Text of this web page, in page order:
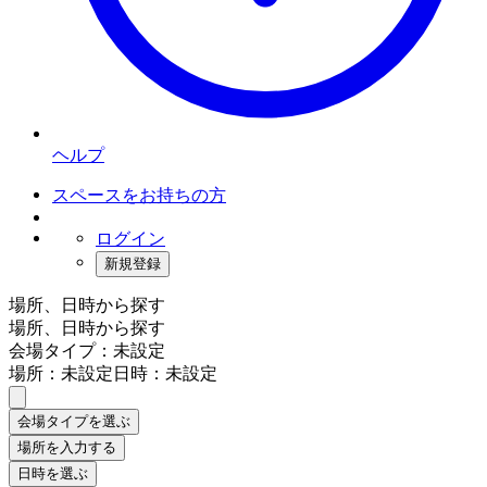
ヘルプ
スペースをお持ちの方
ログイン
新規登録
場所、日時から探す
場所、日時から探す
会場タイプ：未設定
場所：未設定日時：未設定
会場タイプを選ぶ
場所を入力する
日時を選ぶ